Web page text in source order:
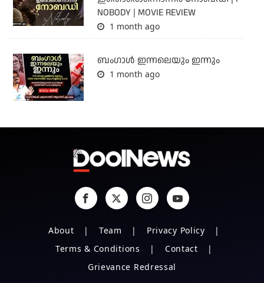
NOBODY | MOVIE REVIEW
1 month ago
ബംഗാള്‍ ഇന്നലെയും ഇന്നും
1 month ago
About Team
Privacy Policy
Terms & Conditions
Contact
Grievance Redressal